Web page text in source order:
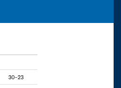
30–23